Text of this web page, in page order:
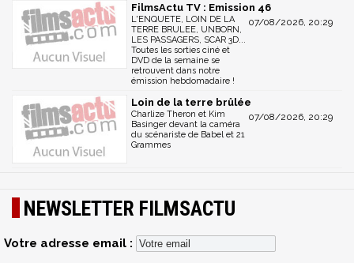
FilmsActu TV : Emission 46
07/08/2026, 20:29
L'ENQUETE, LOIN DE LA
TERRE BRULEE, UNBORN,
LES PASSAGERS, SCAR 3D...
Toutes les sorties ciné et
DVD de la semaine se
retrouvent dans notre
émission hebdomadaire !
Loin de la terre brûlée
07/08/2026, 20:29
Charlize Theron et Kim
Basinger devant la caméra
du scénariste de Babel et 21
Grammes
NEWSLETTER FILMSACTU
Votre adresse email :